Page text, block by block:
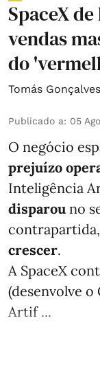
SpaceX
vendas
do
Tomás
Publicado a: 05
O negócio
prejuízo
Inteligência
disparou no
contrapartida,
crescer.
A SpaceX
(desenvolve
Artif ...